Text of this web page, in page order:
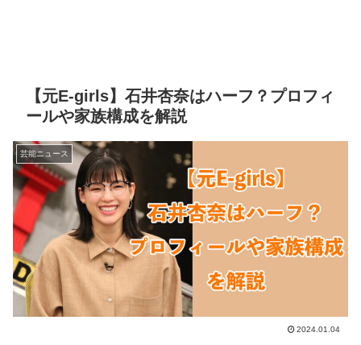
【元E-girls】石井杏奈はハーフ？プロフィ
ールや家族構成を解説
芸能ニュース
2024.01.04